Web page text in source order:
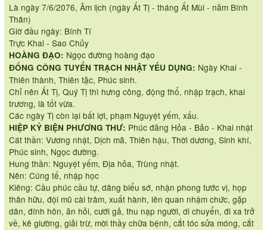
Là ngày 7/6/2076, Âm lịch (ngày Ất Tị - tháng Ất Mùi - năm Bính
Thân)
Giờ đầu ngày: Bính Tí
Trực Khai - Sao Chủy
HOÀNG ĐẠO: Ngọc đường hoàng đạo
ĐỔNG CÔNG TUYỂN TRẠCH NHẬT YẾU DỤNG: Ngày Khai -
Thiên thành, Thiên tặc, Phúc sinh.
Chỉ nên Ất Tị, Quý Tị thì hưng công, động thổ, nhập trạch, khai
trương, là tốt vừa.
Các ngày Tị còn lại bất lợi, phạm Nguyệt yếm, xấu.
HIỆP KỶ BIỆN PHƯƠNG THƯ: Phúc đăng Hỏa - Bảo - Khai nhật
Cát thần: Vương nhật, Dịch mã, Thiên hậu, Thời dương, Sinh khí,
Phúc sinh, Ngọc đường.
Hung thần: Nguyệt yếm, Địa hỏa, Trùng nhật.
Nên: Cúng tế, nhập học
Kiêng: Cầu phúc cầu tự, dâng biểu sớ, nhận phong tước vị, họp
thân hữu, đội mũ cài trâm, xuất hành, lên quan nhậm chức, gặp
dân, đính hôn, ăn hỏi, cưới gả, thu nạp người, di chuyển, đi xa trở
về, kê giường, giải trừ, mời thầy chữa bệnh, cắt tóc sửa móng, cắt